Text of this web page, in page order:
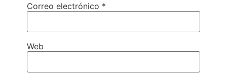
Correo electrónico *
Web